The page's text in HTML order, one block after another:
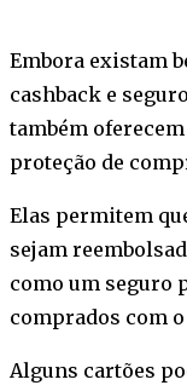
Embora existam
cashback e
também
proteção de
Elas permitem
sejam
como um seguro
comprados com
Alguns cartões